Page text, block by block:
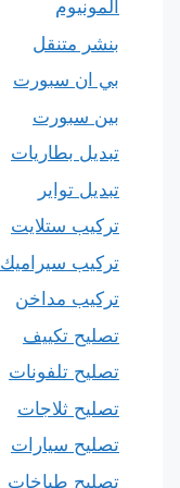
المونيوم
بنشر متنقل
بي ان سبورت
بين سبورت
تبديل بطاريات
تبديل تواير
تركيب ستلايت
تركيب سيراميك
تركيب مداخن
تصليح تكييف
تصليح تلفونات
تصليح ثلاجات
تصليح سيارات
تصليح طباخات